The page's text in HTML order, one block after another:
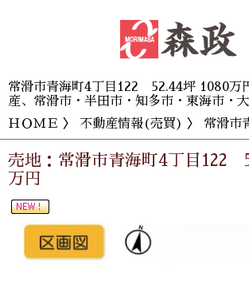
常滑市青海町4丁目122 52.44坪 1080万
産、常滑市・半田市・知多市・東海市・
ＨＯＭＥ 〉 不動産情報(売買) 〉 常滑市青海町4
売地：常滑市青海町4丁目122
万円